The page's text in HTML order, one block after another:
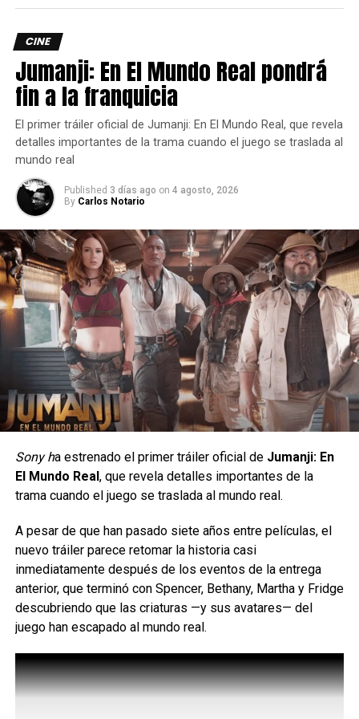
cicatrices de guerra y
descompuesto. Cuando
Charlie lo revive,
rápidamente descubre
que este no es un
ordinario vochito amarillo.
Bumblebeees dirigida por Travis Knight y el guión corre a
cuenta de Christina Hodson. En el elenco podemos
encontrar a John Cena, Jorge Lendeborg Jr., Jason
Drucker, Abby Quinn, Rachel Crow, Ricardo Hoyos y Gracie
Dzienny.
comments
No se trata de llevar un personaje estampado, sino de
convierten cada par en una pieza llena de personalidad.
Esta colección llegará exclusivamente con dos modelos:
Wally Funk Spider-Man y
Wally Funk Hulk, convirtiéndose en la única puerta de
entrada para los fans a este
lanzamiento.
Como en toda historia de HEYDUDE, la comodidad sigue
CINE
Jumanji: En El Mundo Real pondrá
fin a la franquicia
El primer tráiler oficial de Jumanji: En El Mundo Real, que revela
detalles importantes de la trama cuando el juego se traslada al
mundo real
Published 3 días ago on 4 agosto, 2026
By Carlos Notario
Sony ha estrenado el primer tráiler oficial de Jumanji: En
El Mundo Real, que revela detalles importantes de la
trama cuando el juego se traslada al mundo real.
A pesar de que han pasado siete años entre películas, el
nuevo tráiler parece retomar la historia casi
inmediatamente después de los eventos de la entrega
anterior, que terminó con Spencer, Bethany, Martha y Fridge
descubriendo que las criaturas —y sus avatares— del
juego han escapado al mundo real.